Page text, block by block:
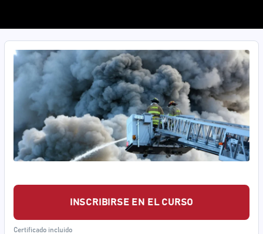
INSCRIBIRSE EN EL CURSO
Certificado incluido